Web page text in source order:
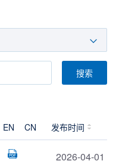
搜索
EN CN 发布时间
2026-04-01